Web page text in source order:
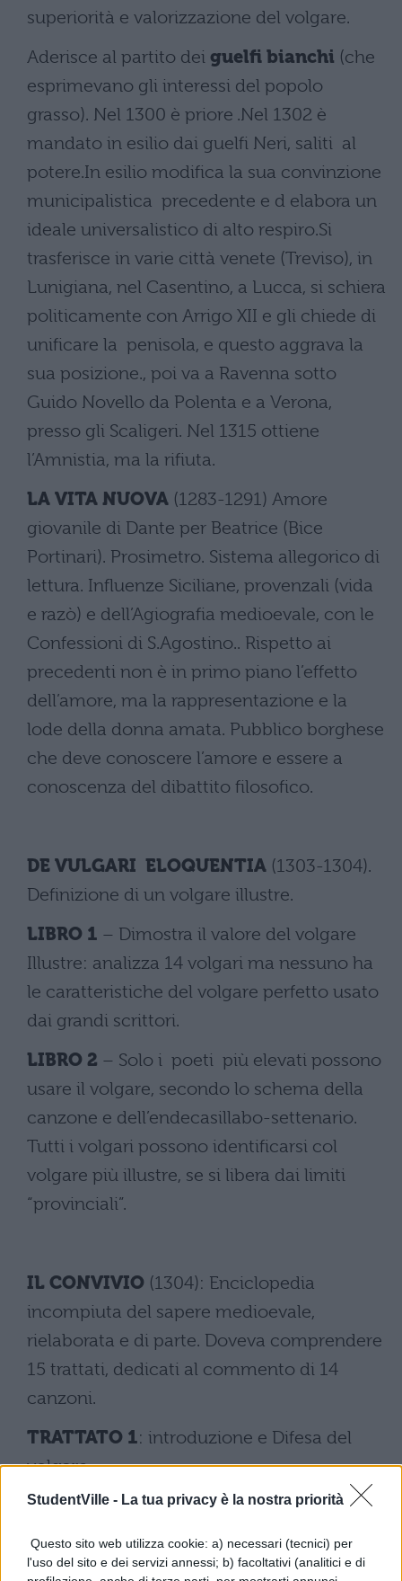
StudentVille - La tua privacy è la nostra priorità
Questo sito web utilizza cookie: a) necessari (tecnici) per
l'uso del sito e dei servizi annessi; b) facoltativi (analitici e di
superiorità e valorizzazione del volgare.
Aderisce al partito dei guelfi bianchi (che
esprimevano gli interessi del popolo
grasso). Nel 1300 è priore .Nel 1302 è
mandato in esilio dai guelfi Neri, saliti al
potere.In esilio modifica la sua convinzione
municipalistica precedente e d elabora un
ideale universalistico di alto respiro.Si
trasferisce in varie città venete (Treviso), in
Lunigiana, nel Casentino, a Lucca, si schiera
politicamente con Arrigo XII e gli chiede di
unificare la penisola, e questo aggrava la
sua posizione., poi va a Ravenna sotto
Guido Novello da Polenta e a Verona,
presso gli Scaligeri. Nel 1315 ottiene
l’Amnistia, ma la rifiuta.
LA VITA NUOVA (1283-1291) Amore
giovanile di Dante per Beatrice (Bice
Portinari). Prosimetro. Sistema allegorico di
lettura. Influenze Siciliane, provenzali (vida
e razò) e dell’Agiografia medioevale, con le
Confessioni di S.Agostino.. Rispetto ai
precedenti non è in primo piano l’effetto
dell’amore, ma la rappresentazione e la
lode della donna amata. Pubblico borghese
che deve conoscere l’amore e essere a
conoscenza del dibattito filosofico.
DE VULGARI ELOQUENTIA (1303-1304).
Definizione di un volgare illustre.
LIBRO 1 – Dimostra il valore del volgare
Illustre: analizza 14 volgari ma nessuno ha
le caratteristiche del volgare perfetto usato
dai grandi scrittori.
LIBRO 2 – Solo i poeti più elevati possono
usare il volgare, secondo lo schema della
canzone e dell’endecasillabo-settenario.
Tutti i volgari possono identificarsi col
volgare più illustre, se si libera dai limiti
“provinciali”.
IL CONVIVIO (1304): Enciclopedia
incompiuta del sapere medioevale,
rielaborata e di parte. Doveva comprendere
15 trattati, dedicati al commento di 14
canzoni.
TRATTATO 1: introduzione e Difesa del
volgare.
TRATTATO 2-3: esaltazione della Filosofia.
TRATTATO 4: discussione sulla nobiltà-
proposta della monarchia universale.